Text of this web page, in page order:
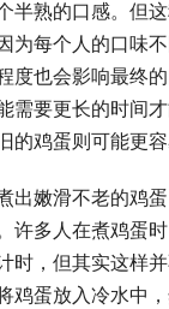
半熟的口感。但
为每个人的口味
度也会影响最终
需要更长的时间
的鸡蛋则可能更容
出嫩滑不老的鸡
许多人在煮鸡蛋
时，但其实这样
鸡蛋放入冷水中